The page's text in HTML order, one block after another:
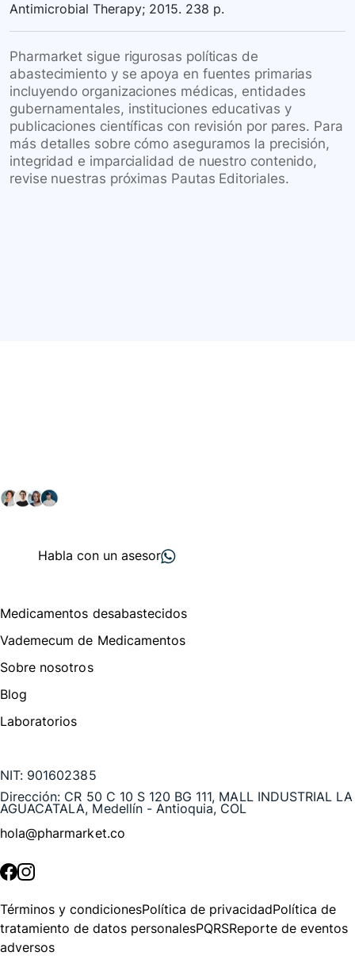
Antimicrobial Therapy; 2015. 238 p.
Pharmarket sigue rigurosas políticas de
abastecimiento y se apoya en fuentes primarias
incluyendo organizaciones médicas, entidades
gubernamentales, instituciones educativas y
publicaciones científicas con revisión por pares. Para
más detalles sobre cómo aseguramos la precisión,
integridad e imparcialidad de nuestro contenido,
revise nuestras próximas Pautas Editoriales.
Habla con un asesor
Medicamentos desabastecidos
Vademecum de Medicamentos
Sobre nosotros
Blog
Laboratorios
NIT: 901602385
Dirección: CR 50 C 10 S 120 BG 111, MALL INDUSTRIAL LA
AGUACATALA, Medellín - Antioquia, COL
hola@pharmarket.co
Términos y condicionesPolítica de privacidadPolítica de
tratamiento de datos personalesPQRSReporte de eventos
adversos